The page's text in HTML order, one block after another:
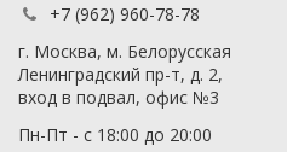
+7 (962) 960-78-78
г. Москва, м. Белорусская
Ленинградский пр-т, д. 2,
вход в подвал, офис №3
Пн-Пт - с 18:00 до 20:00